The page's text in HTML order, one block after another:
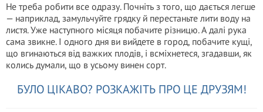
Не треба робити все одразу. Почніть з того, що дається легше
— наприклад, замульчуйте грядку й перестаньте лити воду на
листя. Уже наступного місяця побачите різницю. А далі рука
сама звикне. І одного дня ви вийдете в город, побачите кущі,
що вгинаються від важких плодів, і всміхнетеся, згадавши, як
колись думали, що в усьому винен сорт.
БУЛО ЦІКАВО? РОЗКАЖІТЬ ПРО ЦЕ ДРУЗЯМ!